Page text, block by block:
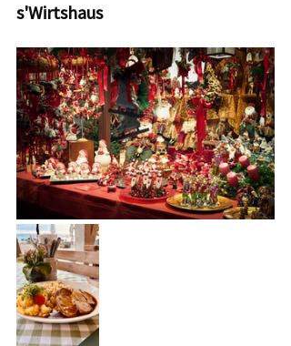
s'Wirtshaus